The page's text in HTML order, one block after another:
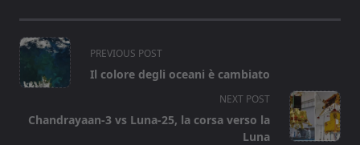
<span
class="nav-
subtitle
reader-
PREVIOUS POST
Il colore degli oceani è cambiato
NEXT POST
Chandrayaan-3 vs Luna-25, la corsa verso la
Luna